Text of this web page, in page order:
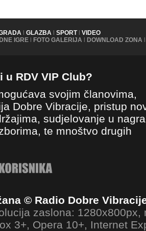
| GLAZBA | SPORT | VIDEO
IGRE | FOTO GALERIJA | DOWNLOAD ZONA |
RDV VIP Club?
svojim članovima,
Dobre Vibracije, pristup
sudjelovanje u
te mnoštvo drugih
© Radio Dobre
zaslona: 1280x800px,
3+, Opera 10+, Internet